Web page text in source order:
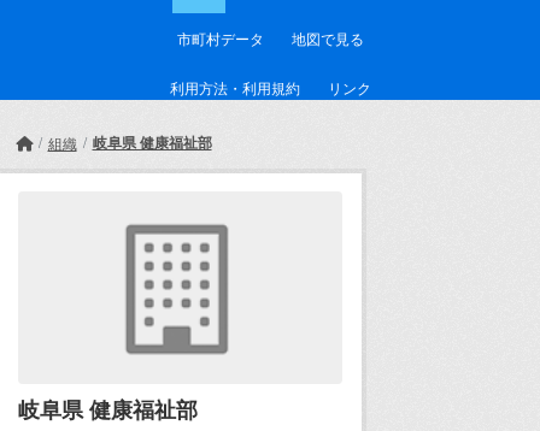
市町村データ 地図で見る
利用方法・利用規約 リンク
組織 岐阜県 健康福祉部
岐阜県 健康福祉部